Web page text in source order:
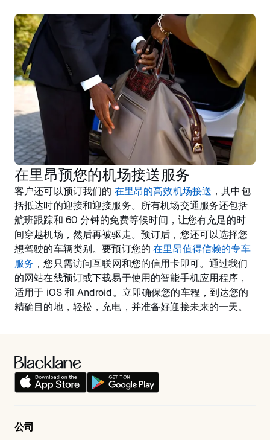
在里昂预您的机场接送服务
客户还可以预订我们的 在里昂的高效机场接送 ，其中包
括抵达时的迎接和迎接服务。所有机场交通服务还包括
航班跟踪和 60 分钟的免费等候时间，让您有充足的时
间穿越机场，然后再被驱走。预订后，您还可以选择您
想驾驶的车辆类别。要预订您的在里昂值得信赖的专车
服务 ，您只需访问互联网和您的信用卡即可。通过我们
的网站在线预订或下载易于使用的智能手机应用程序，
适用于 iOS 和 Android。立即确保您的车程，到达您的
精确目的地，轻松，充电，并准备好迎接未来的一天。
公司